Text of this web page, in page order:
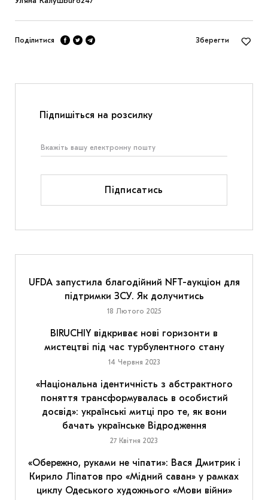
Поділитися Зберегти
Підпишіться на розсилку
Підписатись
UFDA запустила благодійний NFT-аукціон для
підтримки ЗСУ. Як долучитись
18 Лютого 2025
BIRUCHIY відкриває нові горизонти в
мистецтві під час турбулентного стану
14 Червня 2023
«Національна ідентичність з абстрактного
поняття трансформувалась в особистий
досвід»: українські митці про те, як вони
бачать українське Відродження
27 Квітня 2023
«Обережно, руками не чіпати»: Вася Дмитрик і
Кирило Ліпатов про «Мідний саван» у рамках
циклу Одеського художнього «Мови війни»